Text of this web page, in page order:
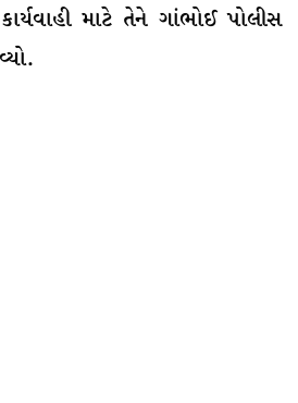
માટે તેને ગાંભોઈ પોલીસ